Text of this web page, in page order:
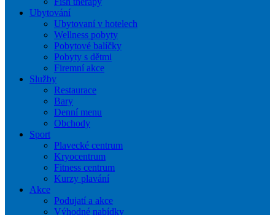
Ubytování
Ubytovaní v hotelech
Wellness pobyty
Pobytové balíčky
Pobyty s dětmi
Firemní akce
Služby
Restaurace
Bary
Denní menu
Obchody
Sport
Plavecké centrum
Kryocentrum
Fitness centrum
Kurzy plavání
Akce
Podujatí a akce
Výhodné nabídky